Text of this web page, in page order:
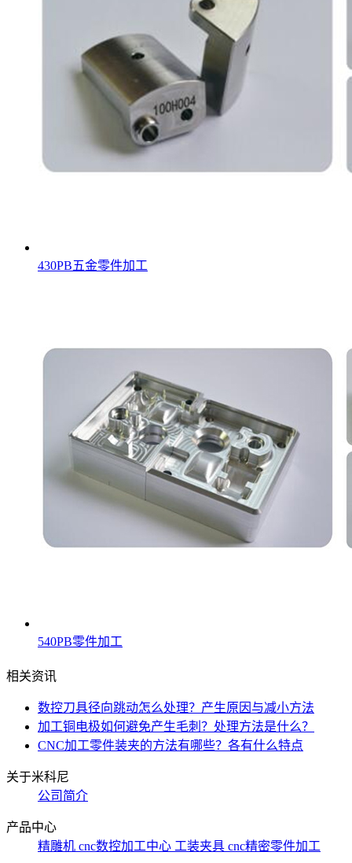
430PB五金零件加工
540PB零件加工
相关资讯
数控刀具径向跳动怎么处理？产生原因与减小方法
加工铜电极如何避免产生毛刺？处理方法是什么？
CNC加工零件装夹的方法有哪些？各有什么特点
关于米科尼
公司简介
产品中心
精雕机 cnc数控加工中心 工装夹具 cnc精密零件加工